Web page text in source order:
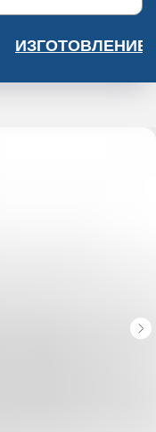
ИЗГОТОВЛЕНИЕ